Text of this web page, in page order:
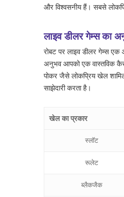
और विश्वसनीय हैं। सबसे
लाइव डीलर गेम्स का
रोबट पर लाइव डीलर गेम्स
अनुभव आपको एक वास्तविक
पोकर जैसे लोकप्रिय खेल
साझेदारी करता है।
खेल का प्रकार
स्लॉट
रूलेट
ब्लैकजैक